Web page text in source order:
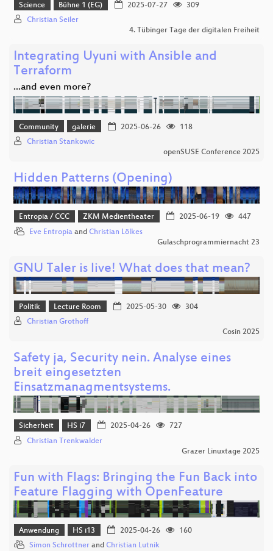
Science Bühne 1 (EG) 2025-07-27
309
Christian Seiler
4. Tübinger Tage der digitalen Freiheit
Integrating Uyuni with Ansible and
Terraform
...and even more?
Community galerie 2025-06-26
118
Christian Stankowic
openSUSE Conference 2025
Hidden Patterns (Opening)
Entropia / CCC ZKM Medientheater 2025-06-19
447
Eve Entropia and Christian Lölkes
Gulaschprogrammiernacht 23
GNU Taler is live! What does that mean?
Politik Lecture Room 2025-05-30
304
Christian Grothoff
Cosin 2025
Safety ja, Security nein. Analyse eines
breit eingesetzten
Einsatzmanagmentsystems.
Sicherheit HS i7 2025-04-26
727
Christian Trenkwalder
Grazer Linuxtage 2025
Fun with Flags: Bringing the Fun Back into
Feature Flagging with OpenFeature
Anwendung HS i13 2025-04-26
160
Simon Schrottner and Christian Lutnik